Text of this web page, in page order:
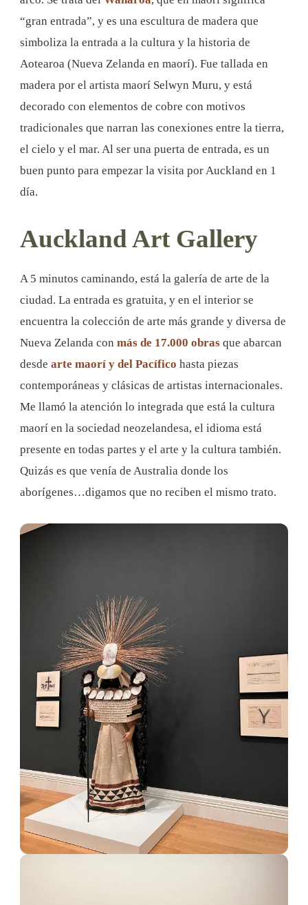
“gran entrada”, y es una escultura de madera que
simboliza la entrada a la cultura y la historia de
Aotearoa (Nueva Zelanda en maorí). Fue tallada en
madera por el artista maorí Selwyn Muru, y está
decorado con elementos de cobre con motivos
tradicionales que narran las conexiones entre la tierra,
el cielo y el mar. Al ser una puerta de entrada, es un
buen punto para empezar la visita por Auckland en 1
día.
Auckland Art Gallery
A 5 minutos caminando, está la galería de arte de la
ciudad. La entrada es gratuita, y en el interior se
encuentra la colección de arte más grande y diversa de
Nueva Zelanda con más de 17.000 obras que abarcan
desde arte maorí y del Pacífico hasta piezas
contemporáneas y clásicas de artistas internacionales.
Me llamó la atención lo integrada que está la cultura
maorí en la sociedad neozelandesa, el idioma está
presente en todas partes y el arte y la cultura también.
Quizás es que venía de Australia donde los
aborígenes…digamos que no reciben el mismo trato.